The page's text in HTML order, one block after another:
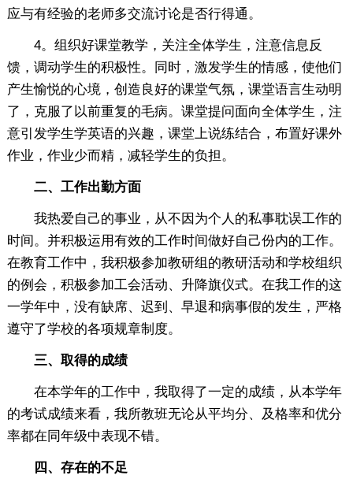
应与有经验的老师多交流讨论是否行得通。
4。组织好课堂教学，关注全体学生，注意信息反
馈，调动学生的积极性。同时，激发学生的情感，使他们
产生愉悦的心境，创造良好的课堂气氛，课堂语言生动明
了，克服了以前重复的毛病。课堂提问面向全体学生，注
意引发学生学英语的兴趣，课堂上说练结合，布置好课外
作业，作业少而精，减轻学生的负担。
二、工作出勤方面
我热爱自己的事业，从不因为个人的私事耽误工作的
时间。并积极运用有效的工作时间做好自己份内的工作。
在教育工作中，我积极参加教研组的教研活动和学校组织
的例会，积极参加工会活动、升降旗仪式。在我工作的这
一学年中，没有缺席、迟到、早退和病事假的发生，严格
遵守了学校的各项规章制度。
三、取得的成绩
在本学年的工作中，我取得了一定的成绩，从本学年
的考试成绩来看，我所教班无论从平均分、及格率和优分
率都在同年级中表现不错。
四、存在的不足